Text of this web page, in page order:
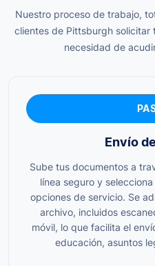
Nuestro proceso de trabajo,
clientes de Pittsburgh solicitar
necesidad de
Envío
Sube tus documentos a
línea seguro y
opciones de servicio. Se
archivo, incluidos
móvil, lo que facilita el
educación, asuntos